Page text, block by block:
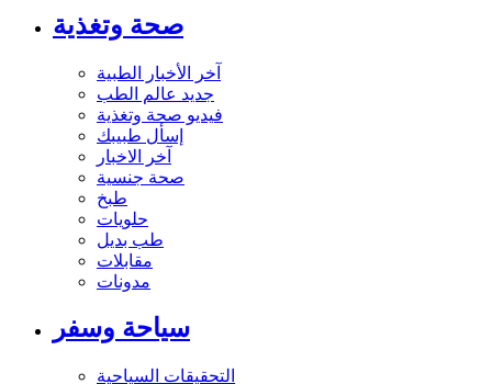
صحة وتغذية
آخر الأخبار الطبية
جديد عالم الطب
فيديو صحة وتغذية
إسأل طبيبك
آخر الاخبار
صحة جنسية
طبخ
حلويات
طب بديل
مقابلات
مدونات
سياحة وسفر
التحقيقات السياحية